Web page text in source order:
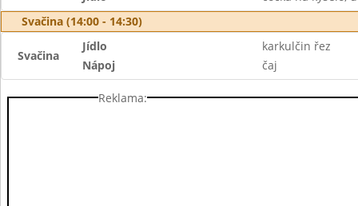
Svačina (14:00 - 14:30)
Svačina
Jídlo
karkulčin řez
Nápoj
čaj
Reklama: